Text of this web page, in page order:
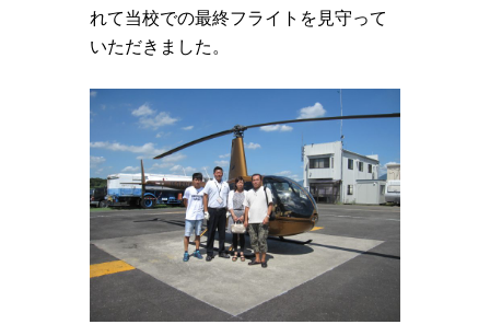
れて当校での最終フライトを見守って
いただきました。